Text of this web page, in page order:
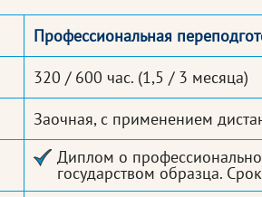
Профессиональная
320 / 600 час. (1,5 / 3 месяца)
Заочная, с применением
Диплом о
государством образца.